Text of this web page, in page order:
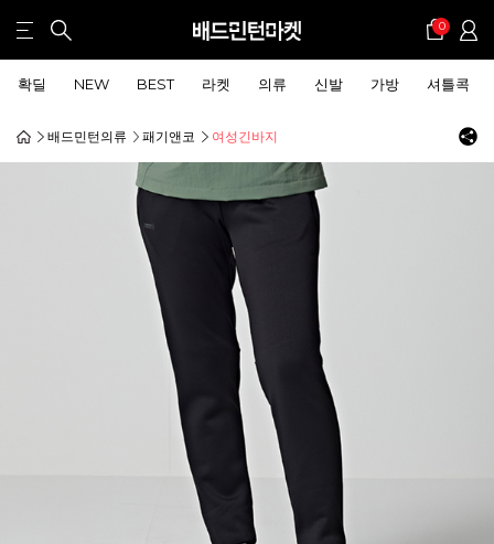
0
확딜 NEW BEST 라켓 의류 신발 가방 셔틀콕
배드민턴의류 패기앤코 여성긴바지